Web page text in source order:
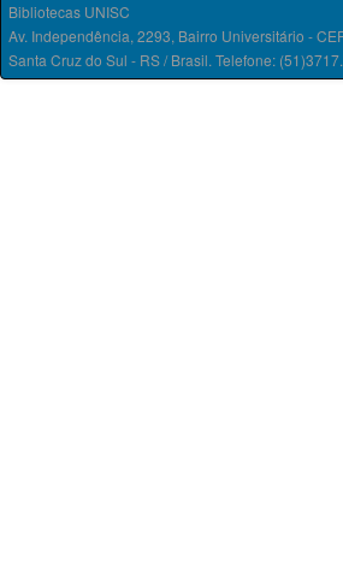
Bibliotecas UNISC
Av. Independência, 2293, Bairro Universitário -
Santa Cruz do Sul - RS / Brasil. Telefone: